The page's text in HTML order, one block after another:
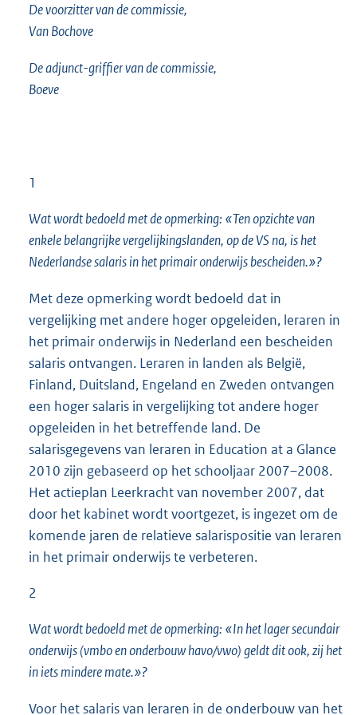
De voorzitter van de commissie,
Van Bochove
De adjunct-griffier van de commissie,
Boeve
1
Wat wordt bedoeld met de opmerking: «Ten opzichte van
enkele belangrijke vergelijkingslanden, op de VS na, is het
Nederlandse salaris in het primair onderwijs bescheiden.»?
Met deze opmerking wordt bedoeld dat in
vergelijking met andere hoger opgeleiden, leraren in
het primair onderwijs in Nederland een bescheiden
salaris ontvangen. Leraren in landen als België,
Finland, Duitsland, Engeland en Zweden ontvangen
een hoger salaris in vergelijking tot andere hoger
opgeleiden in het betreffende land. De
salarisgegevens van leraren in Education at a Glance
2010 zijn gebaseerd op het schooljaar 2007–2008.
Het actieplan Leerkracht van november 2007, dat
door het kabinet wordt voortgezet, is ingezet om de
komende jaren de relatieve salarispositie van leraren
in het primair onderwijs te verbeteren.
2
Wat wordt bedoeld met de opmerking: «In het lager secundair
onderwijs (vmbo en onderbouw havo/vwo) geldt dit ook, zij het
in iets mindere mate.»?
Voor het salaris van leraren in de onderbouw van het